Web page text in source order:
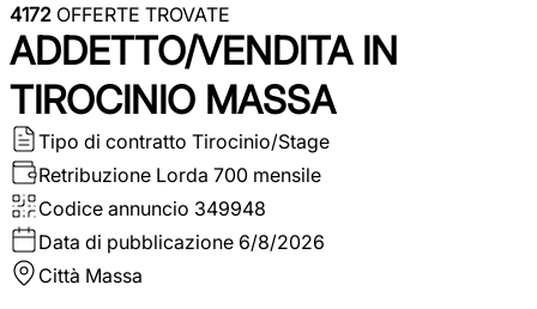
4172 OFFERTE TROVATE
ADDETTO/VENDITA IN
TIROCINIO MASSA
Tipo di contratto Tirocinio/Stage
Retribuzione Lorda 700 mensile
Codice annuncio 349948
Data di pubblicazione 6/8/2026
Città Massa